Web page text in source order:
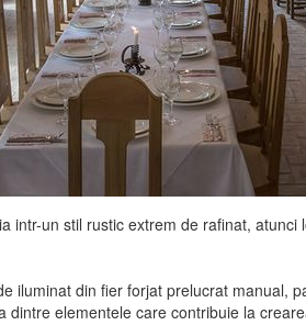
intr-un stil rustic extrem de rafinat, atunci
iluminat din fier forjat prelucrat manual,
dintre elementele care contribuie la